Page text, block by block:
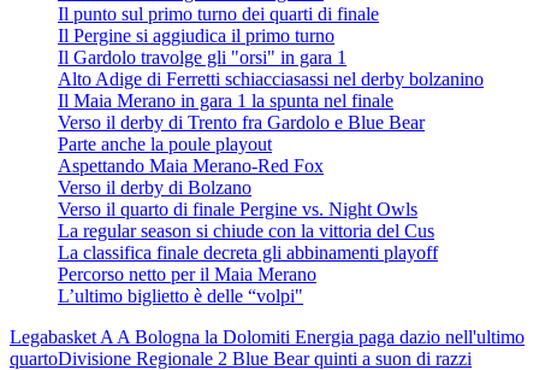
Il punto sul primo turno dei quarti di finale
Il Pergine si aggiudica il primo turno
Il Gardolo travolge gli "orsi" in gara 1
Alto Adige di Ferretti schiacciasassi nel derby bolzanino
Il Maia Merano in gara 1 la spunta nel finale
Verso il derby di Trento fra Gardolo e Blue Bear
Parte anche la poule playout
Aspettando Maia Merano-Red Fox
Verso il derby di Bolzano
Verso il quarto di finale Pergine vs. Night Owls
La regular season si chiude con la vittoria del Cus
La classifica finale decreta gli abbinamenti playoff
Percorso netto per il Maia Merano
L’ultimo biglietto è delle “volpi"
Legabasket A A Bologna la Dolomiti Energia paga dazio nell'ultimo
quartoDivisione Regionale 2 Blue Bear quinti a suon di razzi